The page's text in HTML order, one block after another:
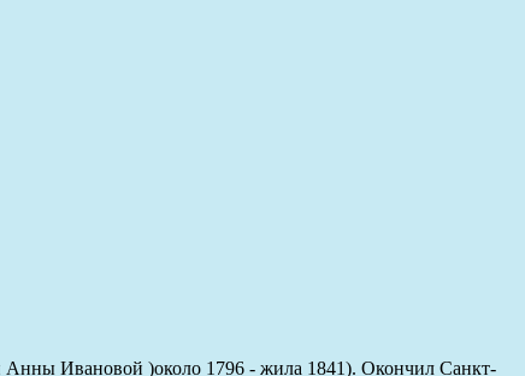
Анны Ивановой )около 1796 - жила 1841). Окончил Санкт-